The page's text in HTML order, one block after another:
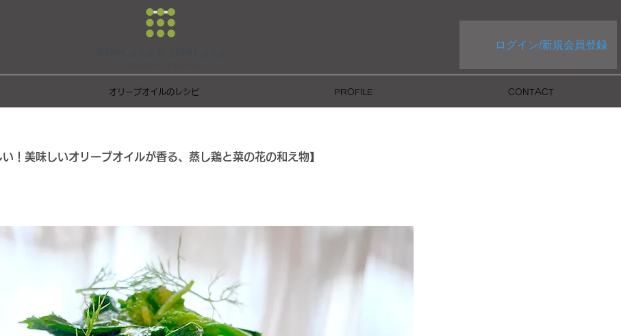
ログイン/新規会員登録
オリーブオイルのレシピ PROFILE CONTACT
い！美味しいオリーブオイルが香る、蒸し鶏と菜の花の和え物】